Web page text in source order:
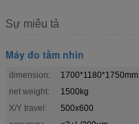
Sự miêu tả
Máy đo tầm nhìn
dimension:
1700*1180*1750mm
net weight:
1500kg
X/Y travel:
500x600